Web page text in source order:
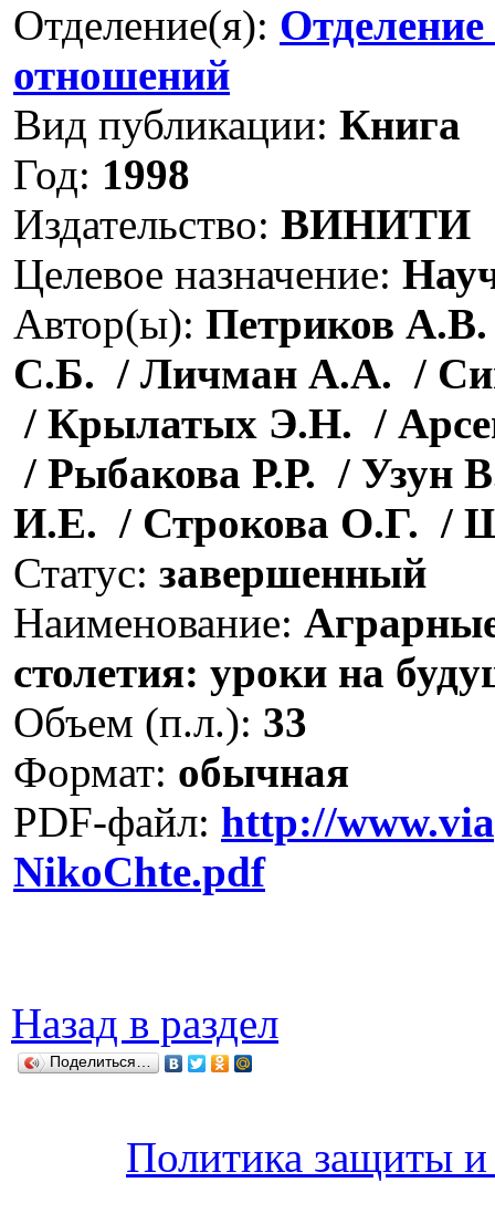
Отделение(я):
отношений
Вид публикации: Книга
Год: 1998
Издательство: ВИНИТИ
Целевое назначение:
Автор(ы): Петриков
С.Б. / Личман А.А. /
/ Крылатых Э.Н. /
/ Рыбакова Р.Р. / Узун
И.Е. / Строкова О.Г. /
Статус: завершенный
Наименование:
столетия: уроки на
Объем (п.л.): 33
Формат: обычная
PDF-файл: http://
NikoChte.pdf
Назад в раздел
Поделиться…
Политика защиты